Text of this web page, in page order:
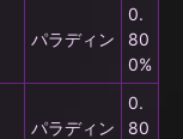
パラディン
0.
80
0%
パラディン
0.
80